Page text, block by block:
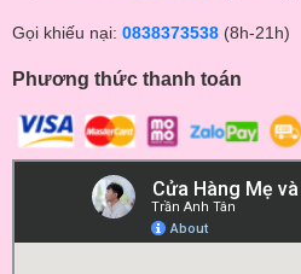
Gọi khiếu nại: 0838373538 (8h-21h)
Phương thức thanh toán